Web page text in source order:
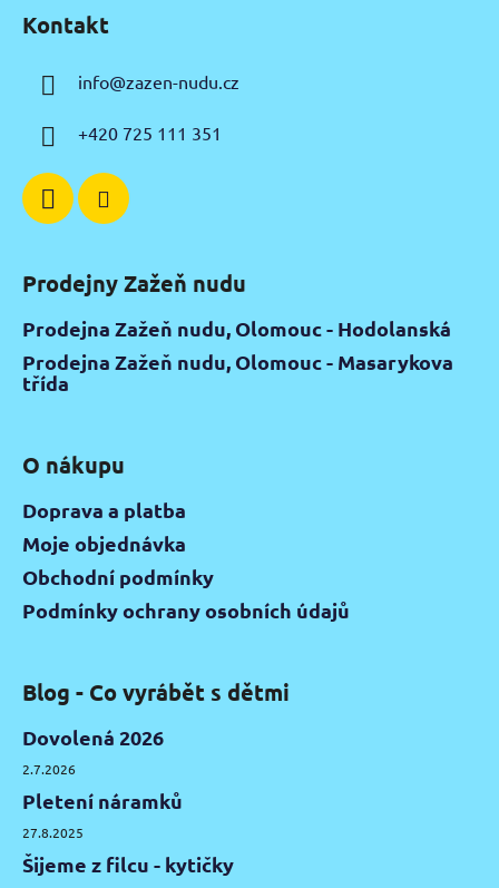
Kontakt
info@zazen-nudu.cz
+420 725 111 351
Prodejny Zažeň nudu
Prodejna Zažeň nudu, Olomouc - Hodolanská
Prodejna Zažeň nudu, Olomouc - Masarykova
třída
O nákupu
Doprava a platba
Moje objednávka
Obchodní podmínky
Podmínky ochrany osobních údajů
Blog - Co vyrábět s dětmi
Dovolená 2026
2.7.2026
Pletení náramků
27.8.2025
Šijeme z filcu - kytičky